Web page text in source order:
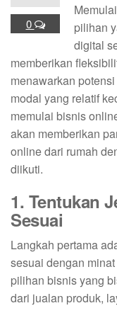
0
pilihan
digital
memberikan
menawarkan
modal yang relatif
memulai bisnis
akan memberikan
online dari rumah
diikuti.
1. Tentukan
Sesuai
Langkah pertama
sesuai dengan
pilihan bisnis yang
dari jualan produk,